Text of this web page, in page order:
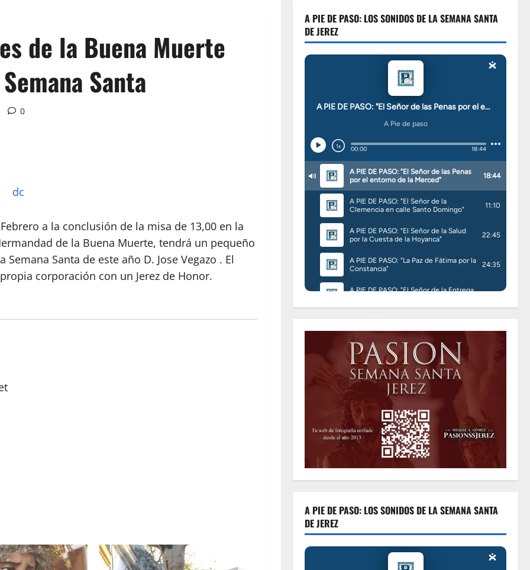
de la Buena Muerte
Santa
0
a la conclusión de la misa de 13,00 en la
de la Buena Muerte, tendrá un pequeño
Santa de este año D. Jose Vegazo . El
corporación con un Jerez de Honor.
A PIE DE PASO: LOS SONIDOS DE LA SEMANA SANTA
DE JEREZ
A PIE DE PASO: LOS SONIDOS DE LA SEMANA SANTA
DE JEREZ